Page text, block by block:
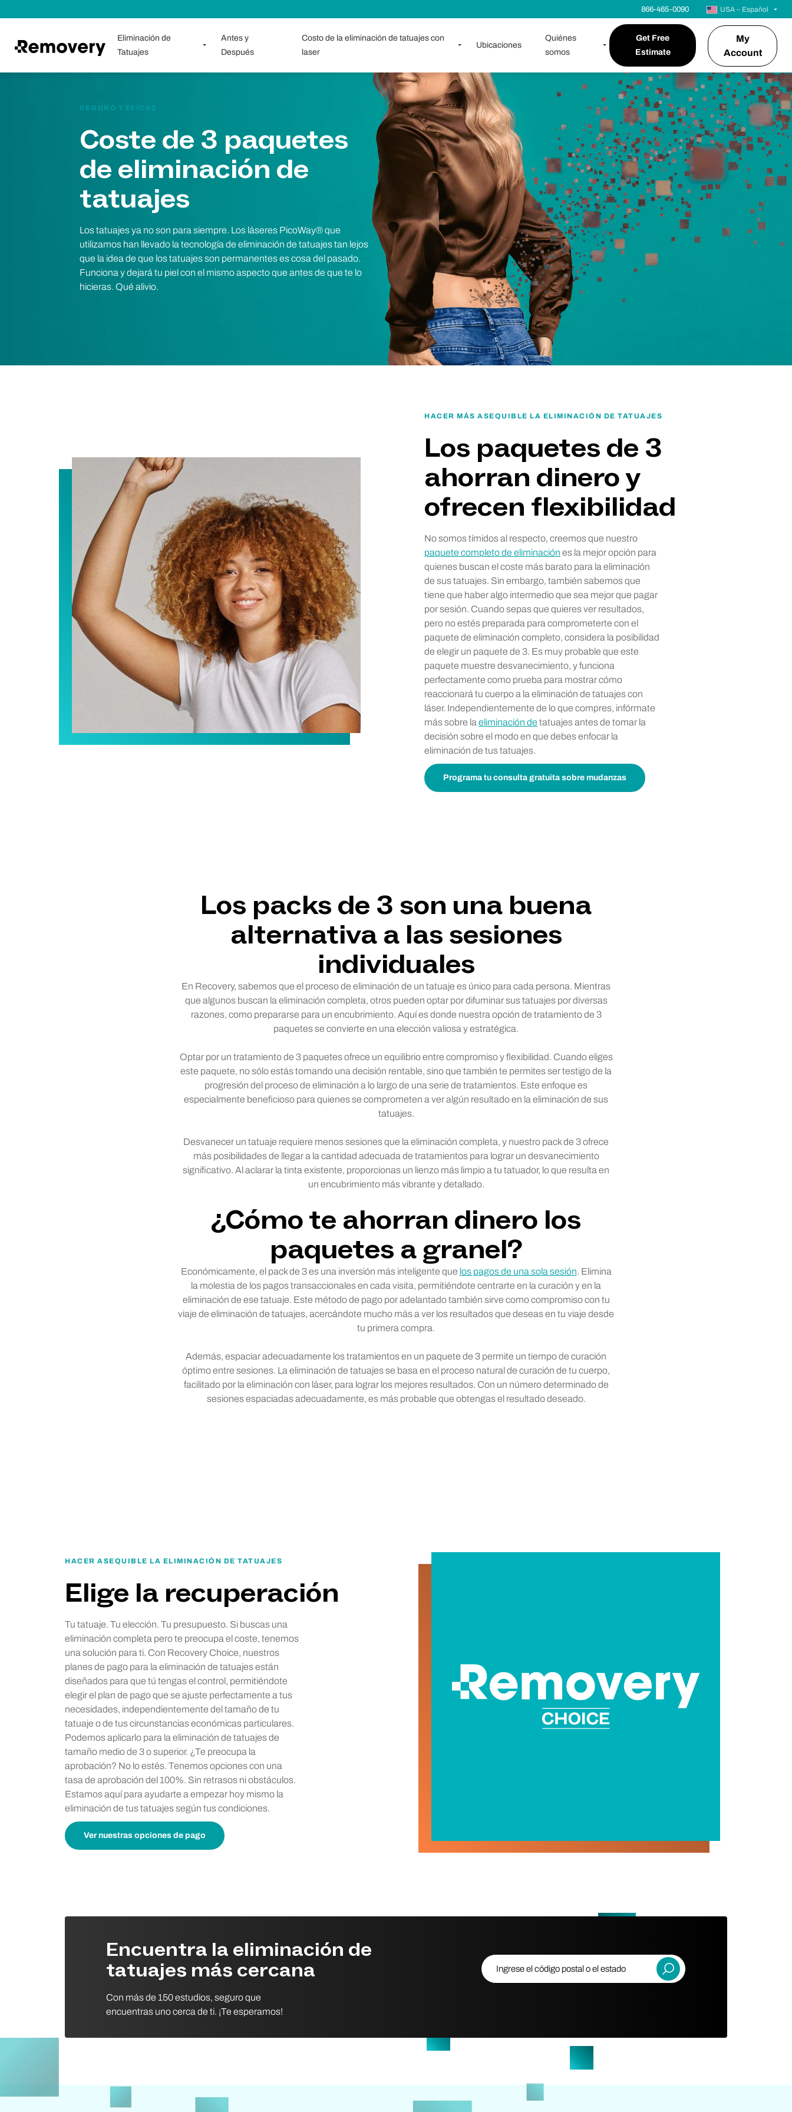
866-465-0090 USA – Español
Eliminación de
Tatuajes
Antes y
Después
Costo de la eliminación de tatuajes con
laser
Ubicaciones
Quiénes
somos
Get Free
Estimate
My
Account
SEGURO Y EFICAZ
Coste de 3 paquetes
de eliminación de
tatuajes
Los tatuajes ya no son para siempre. Los láseres PicoWay® que
utilizamos han llevado la tecnología de eliminación de tatuajes tan lejos
que la idea de que los tatuajes son permanentes es cosa del pasado.
Funciona y dejará tu piel con el mismo aspecto que antes de que te lo
hicieras. Qué alivio.
HACER MÁS ASEQUIBLE LA ELIMINACIÓN DE TATUAJES
Los paquetes de 3
ahorran dinero y
ofrecen flexibilidad
No somos tímidos al respecto, creemos que nuestro
paquete completo de eliminación es la mejor opción para
quienes buscan el coste más barato para la eliminación
de sus tatuajes. Sin embargo, también sabemos que
tiene que haber algo intermedio que sea mejor que pagar
por sesión. Cuando sepas que quieres ver resultados,
pero no estés preparada para comprometerte con el
paquete de eliminación completo, considera la posibilidad
de elegir un paquete de 3. Es muy probable que este
paquete muestre desvanecimiento, y funciona
perfectamente como prueba para mostrar cómo
reaccionará tu cuerpo a la eliminación de tatuajes con
láser. Independientemente de lo que compres, infórmate
más sobre la eliminación de tatuajes antes de tomar la
decisión sobre el modo en que debes enfocar la
eliminación de tus tatuajes.
Programa tu consulta gratuita sobre mudanzas
Los packs de 3 son una buena
alternativa a las sesiones
individuales
En Recovery, sabemos que el proceso de eliminación de un tatuaje es único para cada persona. Mientras
que algunos buscan la eliminación completa, otros pueden optar por difuminar sus tatuajes por diversas
razones, como prepararse para un encubrimiento. Aquí es donde nuestra opción de tratamiento de 3
paquetes se convierte en una elección valiosa y estratégica.
Optar por un tratamiento de 3 paquetes ofrece un equilibrio entre compromiso y flexibilidad. Cuando eliges
este paquete, no sólo estás tomando una decisión rentable, sino que también te permites ser testigo de la
progresión del proceso de eliminación a lo largo de una serie de tratamientos. Este enfoque es
especialmente beneficioso para quienes se comprometen a ver algún resultado en la eliminación de sus
tatuajes.
Desvanecer un tatuaje requiere menos sesiones que la eliminación completa, y nuestro pack de 3 ofrece
más posibilidades de llegar a la cantidad adecuada de tratamientos para lograr un desvanecimiento
significativo. Al aclarar la tinta existente, proporcionas un lienzo más limpio a tu tatuador, lo que resulta en
un encubrimiento más vibrante y detallado.
¿Cómo te ahorran dinero los
paquetes a granel?
Económicamente, el pack de 3 es una inversión más inteligente que los pagos de una sola sesión. Elimina
la molestia de los pagos transaccionales en cada visita, permitiéndote centrarte en la curación y en la
eliminación de ese tatuaje. Este método de pago por adelantado también sirve como compromiso con tu
viaje de eliminación de tatuajes, acercándote mucho más a ver los resultados que deseas en tu viaje desde
tu primera compra.
Además, espaciar adecuadamente los tratamientos en un paquete de 3 permite un tiempo de curación
óptimo entre sesiones. La eliminación de tatuajes se basa en el proceso natural de curación de tu cuerpo,
facilitado por la eliminación con láser, para lograr los mejores resultados. Con un número determinado de
sesiones espaciadas adecuadamente, es más probable que obtengas el resultado deseado.
HACER ASEQUIBLE LA ELIMINACIÓN DE TATUAJES
Elige la recuperación
Tu tatuaje. Tu elección. Tu presupuesto. Si buscas una
eliminación completa pero te preocupa el coste, tenemos
una solución para ti. Con Recovery Choice, nuestros
planes de pago para la eliminación de tatuajes están
diseñados para que tú tengas el control, permitiéndote
elegir el plan de pago que se ajuste perfectamente a tus
necesidades, independientemente del tamaño de tu
tatuaje o de tus circunstancias económicas particulares.
Podemos aplicarlo para la eliminación de tatuajes de
tamaño medio de 3 o superior. ¿Te preocupa la
aprobación? No lo estés. Tenemos opciones con una
tasa de aprobación del 100%. Sin retrasos ni obstáculos.
Estamos aquí para ayudarte a empezar hoy mismo la
eliminación de tus tatuajes según tus condiciones.
Ver nuestras opciones de pago
Encuentra la eliminación de
tatuajes más cercana
Con más de 150 estudios, seguro que
encuentras uno cerca de ti. ¡Te esperamos!
Ingrese el código postal
Entregar